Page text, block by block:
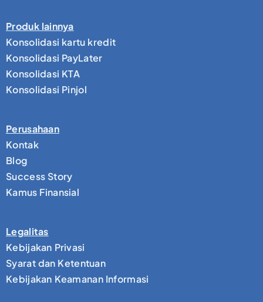
Produk lainnya
Konsolidasi kartu kredit
Konsolidasi PayLater
Konsolidasi KTA
Konsolidasi Pinjol
Perusahaan
Kontak
Blog
Success Story
Kamus Finansial
Legalitas
Kebijakan Privasi
Syarat dan Ketentuan
Kebijakan Keamanan Informasi